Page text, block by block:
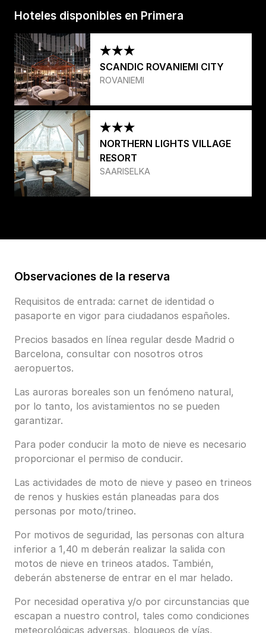
Hoteles disponibles en Primera
SCANDIC ROVANIEMI CITY
ROVANIEMI
NORTHERN LIGHTS VILLAGE
RESORT
SAARISELKA
Observaciones de la reserva
Requisitos de entrada: carnet de identidad o
pasaporte en vigor para ciudadanos españoles.
Precios basados en línea regular desde Madrid o
Barcelona, consultar con nosotros otros
aeropuertos.
Las auroras boreales son un fenómeno natural,
por lo tanto, los avistamientos no se pueden
garantizar.
Para poder conducir la moto de nieve es necesario
proporcionar el permiso de conducir.
Las actividades de moto de nieve y paseo en trineos
de renos y huskies están planeadas para dos
personas por moto/trineo.
Por motivos de seguridad, las personas con altura
inferior a 1,40 m deberán realizar la salida con
motos de nieve en trineos atados. También,
deberán abstenerse de entrar en el mar helado.
Por necesidad operativa y/o por circunstancias que
escapan a nuestro control, tales como condiciones
meteorológicas adversas, bloqueos de vías,